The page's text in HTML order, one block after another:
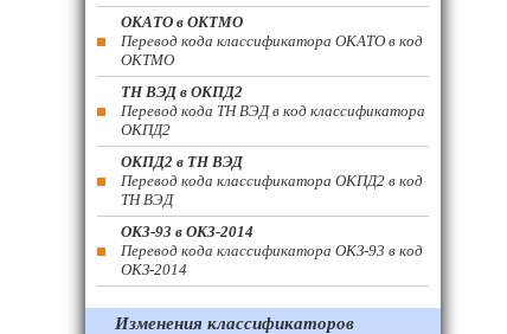
ОКАТО в ОКТМО
Перевод кода классификатора ОКАТО в код
ОКТМО
ТН ВЭД в ОКПД2
Перевод кода ТН ВЭД в код классификатора
ОКПД2
ОКПД2 в ТН ВЭД
Перевод кода классификатора ОКПД2 в код
ТН ВЭД
ОКЗ-93 в ОКЗ-2014
Перевод кода классификатора ОКЗ-93 в код
ОКЗ-2014
Изменения классификаторов